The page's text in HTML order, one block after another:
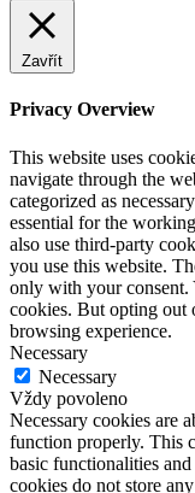
Zavřít
Privacy Overview
This website uses
navigate through the
categorized as
essential for the
also use third-party
you use this website.
only with your consent.
cookies. But opting out
browsing experience.
Necessary
Necessary
Vždy povoleno
Necessary cookies are
function properly. This
basic functionalities
cookies do not store